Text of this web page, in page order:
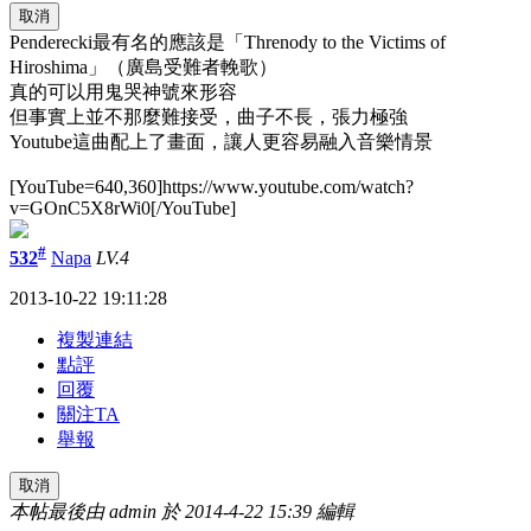
取消
Penderecki最有名的應該是「Threnody to the Victims of
Hiroshima」（廣島受難者輓歌）
真的可以用鬼哭神號來形容
但事實上並不那麼難接受，曲子不長，張力極強
Youtube這曲配上了畫面，讓人更容易融入音樂情景
[YouTube=640,360]https://www.youtube.com/watch?
v=GOnC5X8rWi0[/YouTube]
532# Napa LV.4
2013-10-22 19:11:28
複製連結
點評
回覆
關注TA
舉報
取消
本帖最後由 admin 於 2014-4-22 15:39 編輯